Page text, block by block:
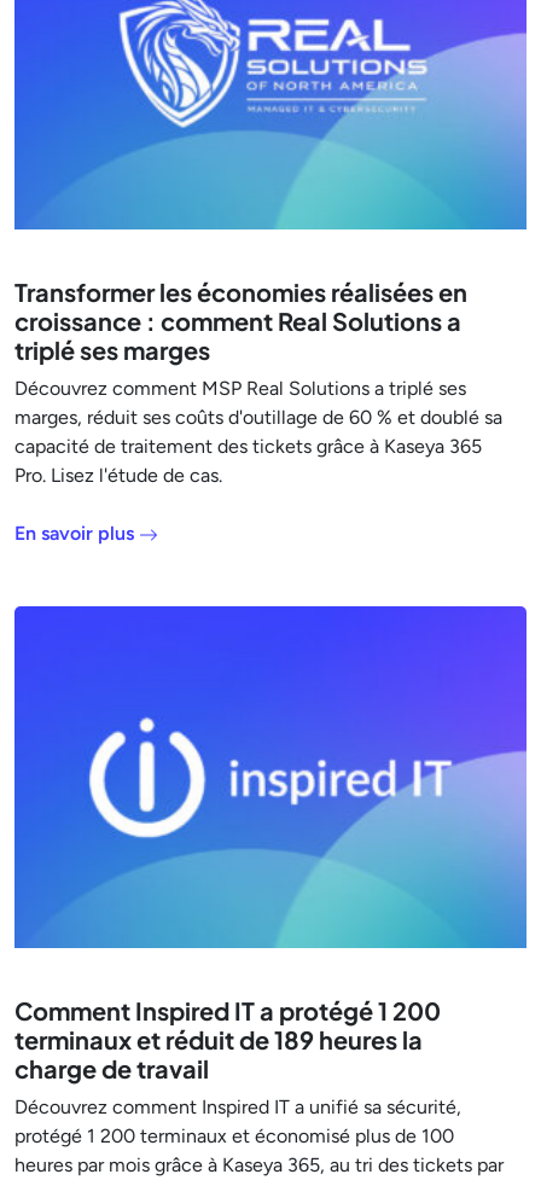
Transformer les économies réalisées en
croissance : comment Real Solutions a
triplé ses marges
Découvrez comment MSP Real Solutions a triplé ses
marges, réduit ses coûts d'outillage de 60 % et doublé sa
capacité de traitement des tickets grâce à Kaseya 365
Pro. Lisez l'étude de cas.
En savoir plus
Comment Inspired IT a protégé 1 200
terminaux et réduit de 189 heures la
charge de travail
Découvrez comment Inspired IT a unifié sa sécurité,
protégé 1 200 terminaux et économisé plus de 100
heures par mois grâce à Kaseya 365, au tri des tickets par